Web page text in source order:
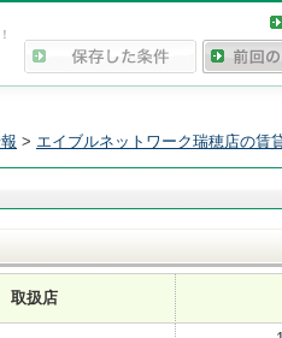
> エイブルネットワーク瑞穂店の賃
取扱店